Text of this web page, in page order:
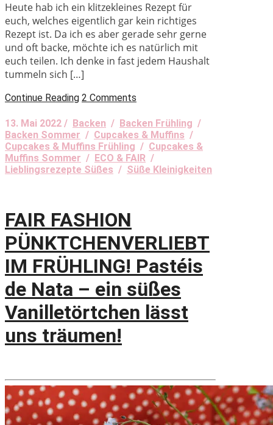
Heute hab ich ein klitzekleines Rezept für
euch, welches eigentlich gar kein richtiges
Rezept ist. Da ich es aber gerade sehr gerne
und oft backe, möchte ich es natürlich mit
euch teilen. Ich denke in fast jedem Haushalt
tummeln sich […]
Continue Reading 2 Comments
13. Mai 2022 / Backen / Backen Frühling /
Backen Sommer / Cupcakes & Muffins /
Cupcakes & Muffins Frühling / Cupcakes &
Muffins Sommer / ECO & FAIR /
Lieblingsrezepte Süßes / Süße Kleinigkeiten
FAIR FASHION
PÜNKTCHENVERLIEBT
IM FRÜHLING! Pastéis
de Nata – ein süßes
Vanilletörtchen lässt
uns träumen!